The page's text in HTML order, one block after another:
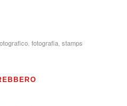
fotografia stamps